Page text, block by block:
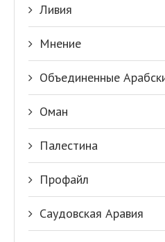
Ливия
Мнение
Объединенные
Оман
Палестина
Профайл
Саудовская Аравия